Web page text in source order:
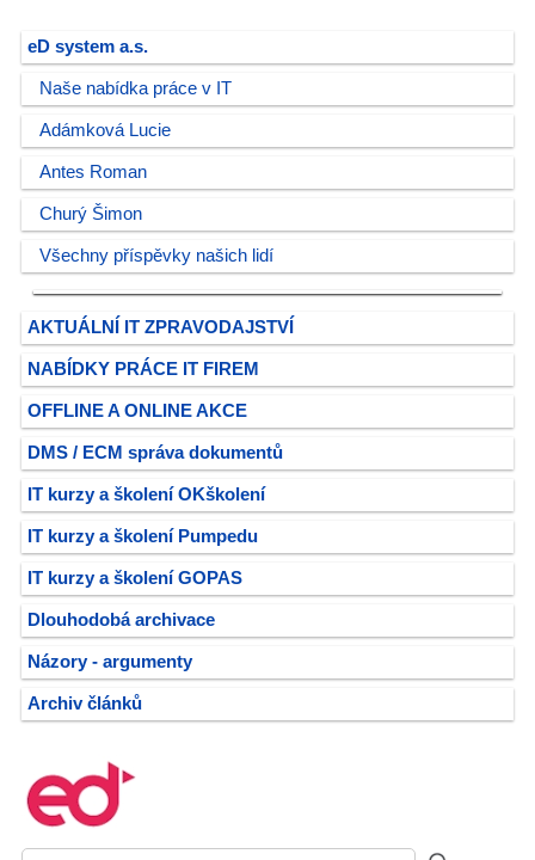
eD system a.s.
Naše nabídka práce v IT
Adámková Lucie
Antes Roman
Churý Šimon
Všechny příspěvky našich lidí
AKTUÁLNÍ IT ZPRAVODAJSTVÍ
NABÍDKY PRÁCE IT FIREM
OFFLINE A ONLINE AKCE
DMS / ECM správa dokumentů
IT kurzy a školení OKškolení
IT kurzy a školení Pumpedu
IT kurzy a školení GOPAS
Dlouhodobá archivace
Názory - argumenty
Archiv článků